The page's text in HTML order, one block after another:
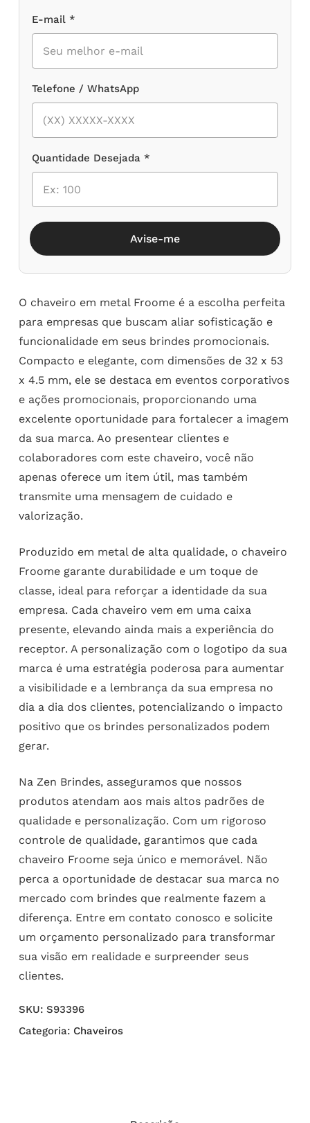
E-mail *
Telefone / WhatsApp
Quantidade Desejada *
Avise-me
O chaveiro em metal Froome é a escolha perfeita
para empresas que buscam aliar sofisticação e
funcionalidade em seus brindes promocionais.
Compacto e elegante, com dimensões de 32 x 53
x 4.5 mm, ele se destaca em eventos corporativos
e ações promocionais, proporcionando uma
excelente oportunidade para fortalecer a imagem
da sua marca. Ao presentear clientes e
colaboradores com este chaveiro, você não
apenas oferece um item útil, mas também
transmite uma mensagem de cuidado e
valorização.
Produzido em metal de alta qualidade, o chaveiro
Froome garante durabilidade e um toque de
classe, ideal para reforçar a identidade da sua
empresa. Cada chaveiro vem em uma caixa
presente, elevando ainda mais a experiência do
receptor. A personalização com o logotipo da sua
marca é uma estratégia poderosa para aumentar
a visibilidade e a lembrança da sua empresa no
dia a dia dos clientes, potencializando o impacto
positivo que os brindes personalizados podem
gerar.
Na Zen Brindes, asseguramos que nossos
produtos atendam aos mais altos padrões de
qualidade e personalização. Com um rigoroso
controle de qualidade, garantimos que cada
chaveiro Froome seja único e memorável. Não
perca a oportunidade de destacar sua marca no
mercado com brindes que realmente fazem a
diferença. Entre em contato conosco e solicite
um orçamento personalizado para transformar
sua visão em realidade e surpreender seus
clientes.
SKU: S93396
Categoria: Chaveiros